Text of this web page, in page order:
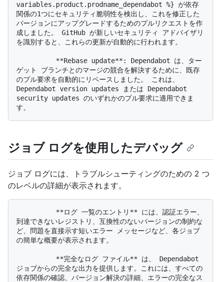
variables.product.prodname_dependabot %} が依存
関係の1つにセキュリティ脆弱性を検出し、これを修正した
バージョンにアップグレードするためのプルリクエストを作
成しました。 GitHub が新しいセキュリティ アドバイザリ
を識別すると、これらの更新が自動的に行われます。
ゲット ブランチとのマージの競合を解決するために、既存
のプル要求を自動的にリベースしました。 これは、
Dependabot version updates または Dependabot
security updates のいずれかのプル要求に適用できま
ジョブ ログを使用したデバッグ
ジョブ ログには、トラブルシューティングのための 2 つ
のレベルの詳細が表示されます。
到達できないレジストリ、互換性のないバージョンの制約な
ど、問題を直接示す短いエラー メッセージなど、各ジョブ
の簡単な概要が表示されます。
ジョブからの完全な出力を提供します。これには、すべての
依存関係の確認、バージョン解決の詳細、エラーの完全なス